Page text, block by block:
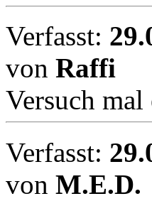
Verfasst:
von Raffi
Versuch
Verfasst:
von M.E.D.